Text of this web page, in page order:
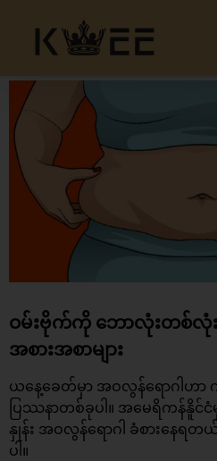
content
View
Larger
Image
ဝမ်းဗိုက်ကို ဘောလုံးတစ်လုံ
အစားအစာများ
ယနေ့ခေတ်မှာ အဝလွန်ရောဂါဟာ
ပြဿနာတစ်ခုပါ။ အမေရိကန်နိူင်
နှုန်း အဝလွန်ရောဂါ ခံစားနေ
ပါ။